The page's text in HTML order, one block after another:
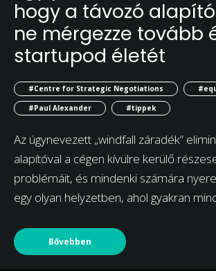
hogy a távozó
ne mérgezze tovább
startupod életét
#Centre for Strategic Negotiations
#Paul Alexander
#tippek
Az úgynevezett „windfall záradék”
alapítóval a cégen kívülre kerülő
problémáit, és mindenki számára
egy olyan helyzetben, ahol gyakran
Bővebben